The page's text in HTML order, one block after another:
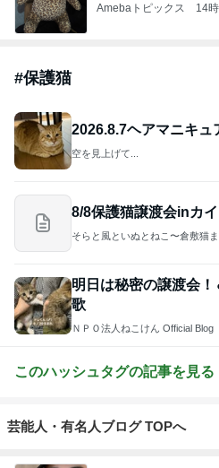
Amebaトピックス 14
#保護猫
2026.8.7ヘアマニキュ
空を見上げて...
8/8保護猫譲渡会inカ
そらと風といぬとねこ〜倉敷猫
明日は秘密の譲渡会
歌
ＮＰＯ法人ねこけん Official Blog
このハッシュタグの記事を見る
芸能人・有名人ブログ TOPへ